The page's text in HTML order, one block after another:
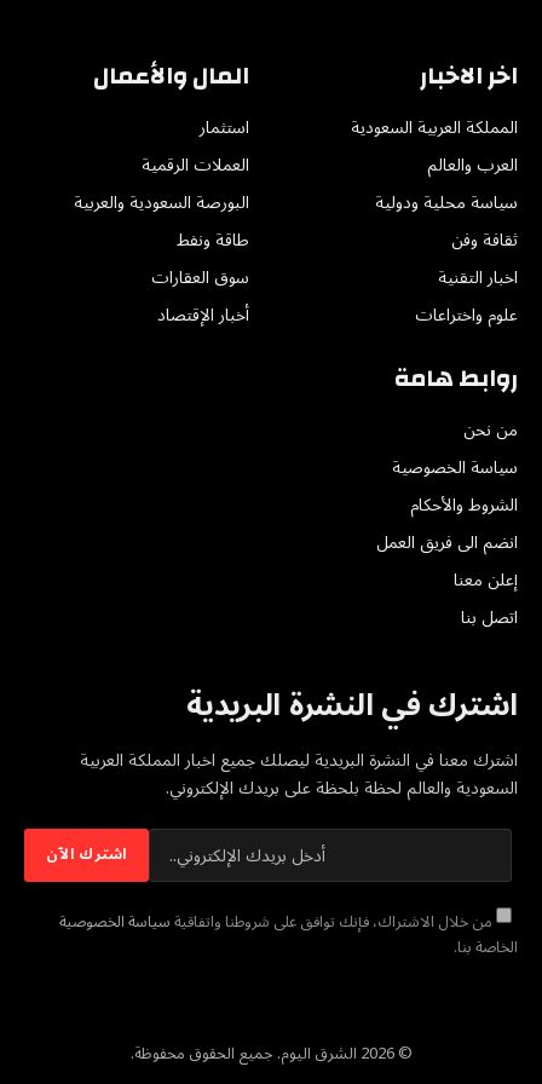
اخر الاخبار
المملكة العربية السعودية
العرب والعالم
سياسة محلية ودولية
ثقافة وفن
اخبار التقنية
علوم واختراعات
المال والأعمال
استثمار
العملات الرقمية
البورصة السعودية والعربية
طاقة ونفط
سوق العقارات
أخبار الإقتصاد
روابط هامة
من نحن
سياسة الخصوصية
الشروط والأحكام
انضم الى فريق العمل
إعلن معنا
اتصل بنا
اشترك في النشرة البريدية
اشترك معنا في النشرة البريدية ليصلك جميع اخبار المملكة العربية
السعودية والعالم لحظة بلحظة على بريدك الإلكتروني.
من خلال الاشتراك، فإنك توافق على شروطنا واتفاقيةسياسة الخصوصية
الخاصة بنا.
© 2026 الشرق اليوم. جميع الحقوق محفوظة.